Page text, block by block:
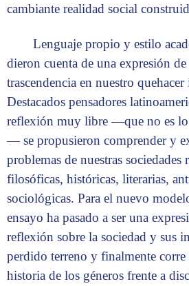
cambiante realidad social
Lenguaje propio y estilo
dieron cuenta de una expresión
trascendencia en nuestro
Destacados pensadores
reflexión muy libre —que no es lo
— se propusieron comprender y
problemas de nuestras sociedades
filosóficas, históricas, literarias,
sociológicas. Para el nuevo
ensayo ha pasado a ser una
reflexión sobre la sociedad y sus
perdido terreno y finalmente corre
historia de los géneros frente a